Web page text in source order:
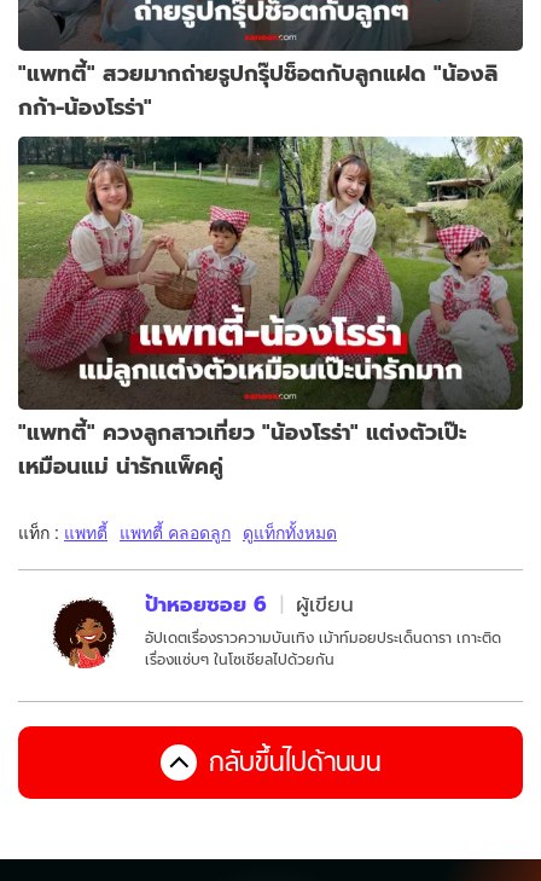
"แพทตี้" สวยมากถ่ายรูปกรุ๊ปช็อตกับลูกแฝด "น้องลิ
กก้า-น้องโรร่า"
"แพทตี้" ควงลูกสาวเที่ยว "น้องโรร่า" แต่งตัวเป๊ะ
เหมือนแม่ น่ารักแพ็คคู่
แท็ก : แพทตี้ แพทตี้ คลอดลูก ดูแท็กทั้งหมด
ป้าหอยซอย 6 ผู้เขียน
อัปเดตเรื่องราวความบันเทิง เม้าท์มอยประเด็นดารา เกาะติด
เรื่องแซ่บๆ ในโซเชียลไปด้วยกัน
กลับขึ้นไปด้านบน